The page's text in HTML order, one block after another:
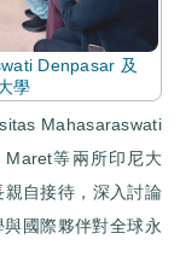
Denpasar 及
學
Mahasaraswati
Maret等兩所印尼大
自接待，深入討論
國際夥伴對全球永